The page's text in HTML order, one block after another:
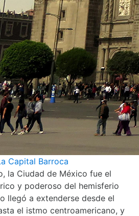
Capital Barroca
la Ciudad de México fue el
y poderoso del hemisferio
llegó a extenderse desde el
el istmo centroamericano, y